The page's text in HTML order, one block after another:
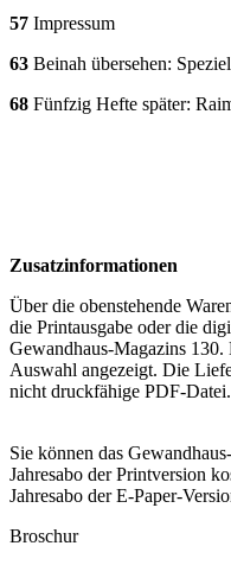
57 Impressum
63 Beinah übersehen:
68 Fünfzig Hefte später:
Zusatzinformationen
Über die obenstehende
die Printausgabe oder die
Gewandhaus-Magazins
Auswahl angezeigt. Die
nicht druckfähige PDF-Datei.
Sie können das
Jahresabo der Printversion
Jahresabo der E-Paper-
Broschur